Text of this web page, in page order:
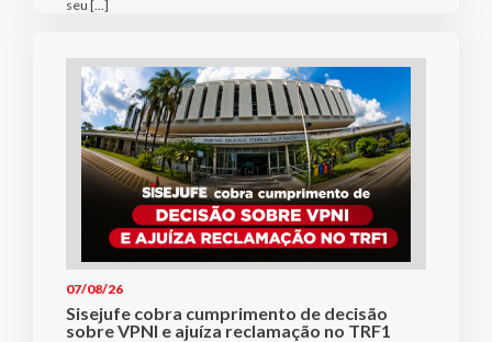
seu […]
07/08/26
Sisejufe cobra cumprimento de decisão
sobre VPNI e ajuíza reclamação no TRF1